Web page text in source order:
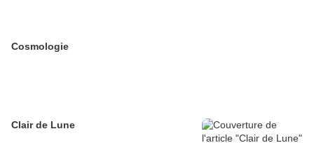
Cosmologie
Clair de Lune